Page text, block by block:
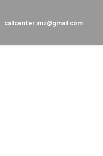
callcenter.imz@gmail.com